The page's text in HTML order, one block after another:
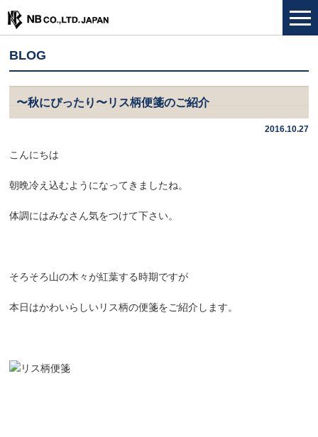
BLOG
〜秋にぴったり〜リス柄便箋のご紹介
2016.10.27
こんにちは
朝晩冷え込むようになってきましたね。
体調にはみなさん気をつけて下さい。
そろそろ山の木々が紅葉する時期ですが
本日はかわいらしいリス柄の便箋をご紹介します。